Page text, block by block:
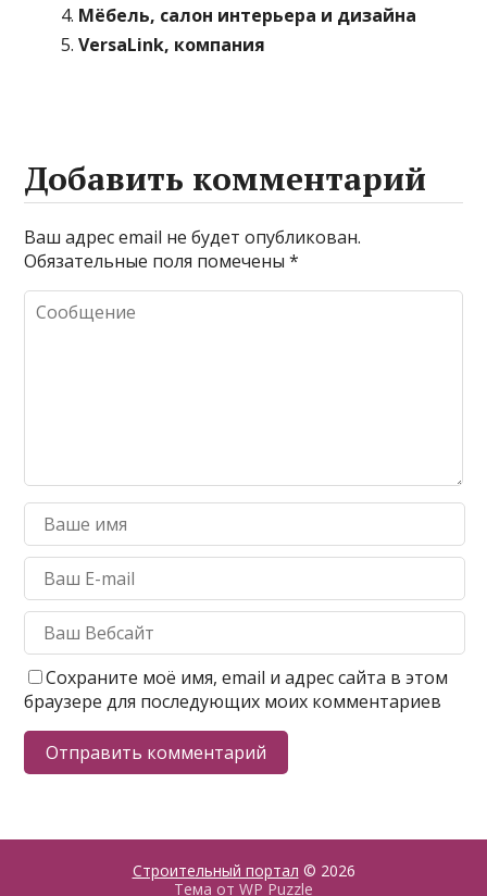
Мёбель, салон интерьера и дизайна
VersaLink, компания
Добавить комментарий
Ваш адрес email не будет опубликован.
Обязательные поля помечены*
Сохраните моё имя, email и адрес сайта в этом
браузере для последующих моих комментариев
Строительный портал © 2026
Тема от WP Puzzle